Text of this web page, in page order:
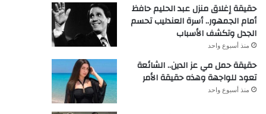
حقيقة إغلاق منزل عبد الحليم حافظ
أمام الجمهور.. أسرة العندليب تحسم
الجدل وتكشف الأسباب
منذ أسبوع واحد
حقيقة حمل مي عز الدين.. الشائعة
تعود للواجهة وهذه حقيقة الأمر
منذ أسبوع واحد